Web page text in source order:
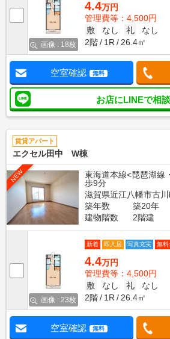
画像 : 18枚
4.4万円
管理費等：4,500円
敷
なし 礼
なし
2階
1R 26.4㎡
空室確認 無料
お店にLINEで相
賃貸アパート
エクセル田中 W棟
NEW
東海道本線<琵琶湖線
歩9分
滋賀県近江八幡市古
築年数
築20年
建物階数
2階建
画像 : 23枚
新着 即入居 写真充実 無料
4.4万円
管理費等：4,500円
敷
なし 礼
なし
2階
1R 26.4㎡
空室確認 無料